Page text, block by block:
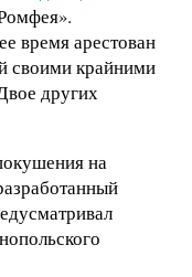
время арестован
своими крайними
других
на